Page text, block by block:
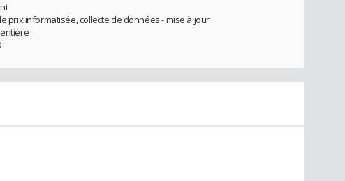
prix informatisée, collecte de données - mise à jour